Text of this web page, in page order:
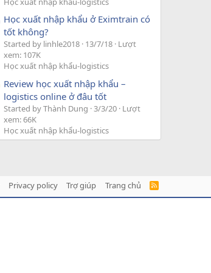
Học xuất nhập khẩu ở Eximtrain có
tốt không?
Started by linhle2018 13/7/18 Lượt
xem: 107K
Học xuất nhập khẩu-logistics
Review học xuất nhập khẩu –
logistics online ở đâu tốt
Started by Thành Dung 3/3/20 Lượt
xem: 66K
Học xuất nhập khẩu-logistics
Privacy policy Trợ giúp Trang chủ
R